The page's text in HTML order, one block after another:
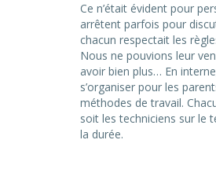
Ce n’était évident pour
arrêtent parfois pour
chacun respectait les
Nous ne pouvions leur
avoir bien plus… En
s’organiser pour les
méthodes de travail.
soit les techniciens sur le
la durée.